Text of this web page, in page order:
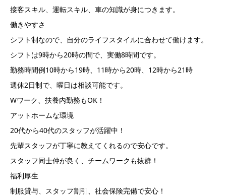
接客スキル、運転スキル、車の知識が身につきます。
働きやすさ
シフト制なので、自分のライフスタイルに合わせて働けます。
シフトは9時から20時の間で、実働8時間です。
勤務時間例10時から19時、11時から20時、12時から21時
週休2日制で、曜日は相談可能です。
Wワーク、扶養内勤務もOK！
アットホームな環境
20代から40代のスタッフが活躍中！
先輩スタッフが丁寧に教えてくれるので安心です。
スタッフ同士仲が良く、チームワークも抜群！
福利厚生
制服貸与、スタッフ割引、社会保険完備で安心！